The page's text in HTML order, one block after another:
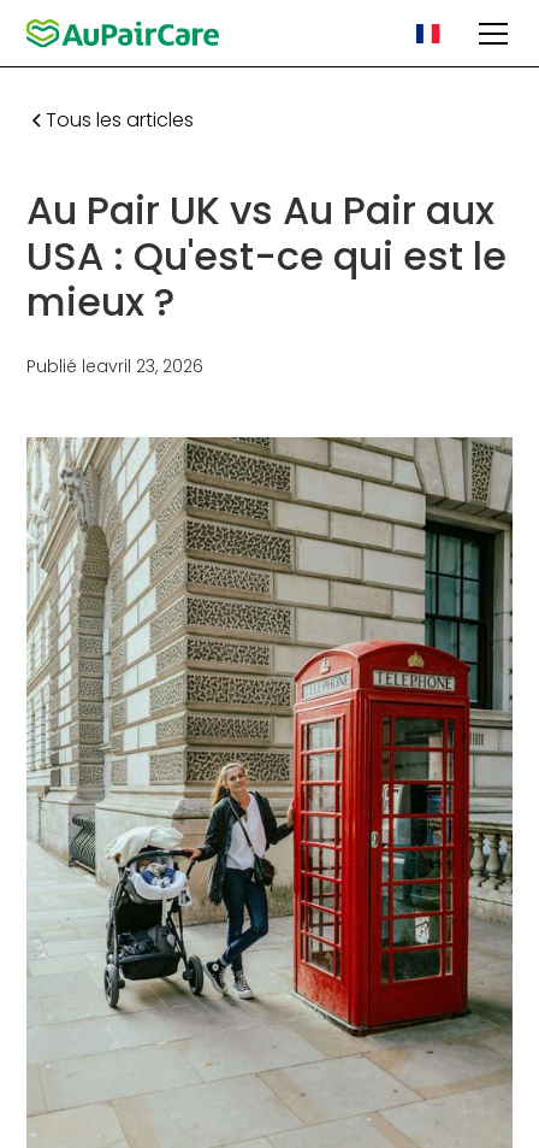
Tous les articles
Au Pair UK vs Au Pair aux
USA : Qu'est-ce qui est le
mieux ?
Publié leavril 23, 2026